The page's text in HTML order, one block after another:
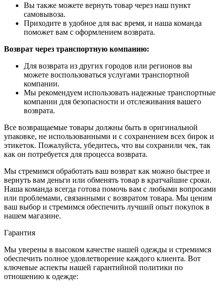
Вы также можете вернуть товар через наш пункт
самовывоза.
Приходите в удобное для вас время, и наша команда
поможет вам с оформлением возврата.
Возврат через транспортную компанию:
Для возврата из других городов или регионов вы
можете воспользоваться услугами транспортной
компании.
Мы рекомендуем использовать надежные транспортные
компании для безопасности и отслеживания вашего
возврата.
Все возвращаемые товары должны быть в оригинальной
упаковке, не использованными и с сохранением всех бирок и
этикеток. Пожалуйста, убедитесь, что вы сохранили чек, так
как он потребуется для процесса возврата.
Мы стремимся обработать ваш возврат как можно быстрее и
вернуть вам деньги или обменять товар в кратчайшие сроки.
Наша команда всегда готова помочь вам с любыми вопросами
или проблемами, связанными с возвратом товара. Мы ценим
ваш выбор и стремимся обеспечить лучший опыт покупок в
нашем магазине.
Гарантия
Мы уверены в высоком качестве нашей одежды и стремимся
обеспечить полное удовлетворение каждого клиента. Вот
ключевые аспекты нашей гарантийной политики по
отношению к одежде: